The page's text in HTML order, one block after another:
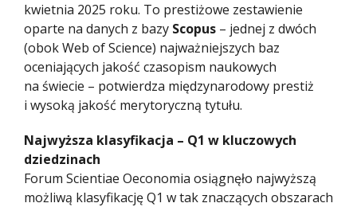
kwietnia 2025 roku. To prestiżowe zestawienie
oparte na danych z bazy Scopus – jednej z dwóch
(obok Web of Science) najważniejszych baz
oceniających jakość czasopism naukowych
na świecie – potwierdza międzynarodowy prestiż
i wysoką jakość merytoryczną tytułu.
Najwyższa klasyfikacja – Q1 w kluczowych
dziedzinach
Forum Scientiae Oeconomia osiągnęło najwyższą
możliwą klasyfikację Q1 w tak znaczących obszarach